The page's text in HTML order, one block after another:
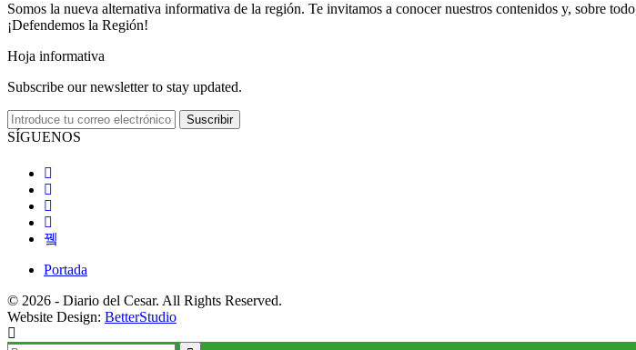
Somos la nueva alternativa informativa de la región. Te invitamos a conocer nuestros contenidos y, sobre
¡Defendemos la Región!
Hoja informativa
Subscribe our newsletter to stay updated.
Suscribir
SÍGUENOS
Portada
© 2026 - Diario del Cesar. All Rights Reserved.
Website Design: BetterStudio